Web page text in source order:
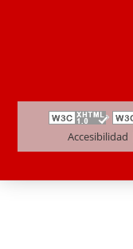
Accesibilidad